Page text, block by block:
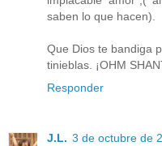
saben lo que hacen).
Que Dios te bandiga
tinieblas. ¡OHM
Responder
J.L. 3 de octubre de